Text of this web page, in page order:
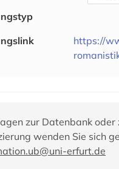
https://
zur Datenbank oder
wenden Sie sich
erfurt.de